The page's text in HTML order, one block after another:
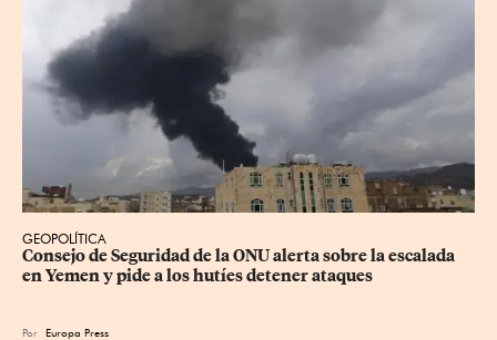
GEOPOLÍTICA
Consejo de Seguridad de la ONU alerta sobre la escalada
en Yemen y pide a los hutíes detener ataques
Por Europa Press